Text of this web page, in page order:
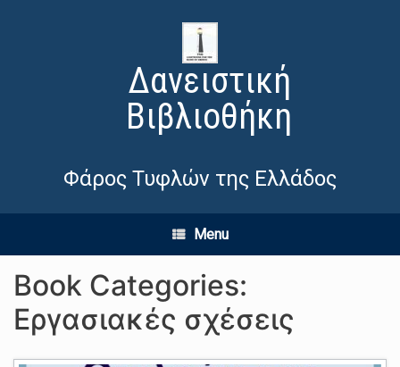
Δανειστική
Βιβλιοθήκη
Φάρος Τυφλών της Ελλάδος
Menu
Book Categories:
Εργασιακές σχέσεις